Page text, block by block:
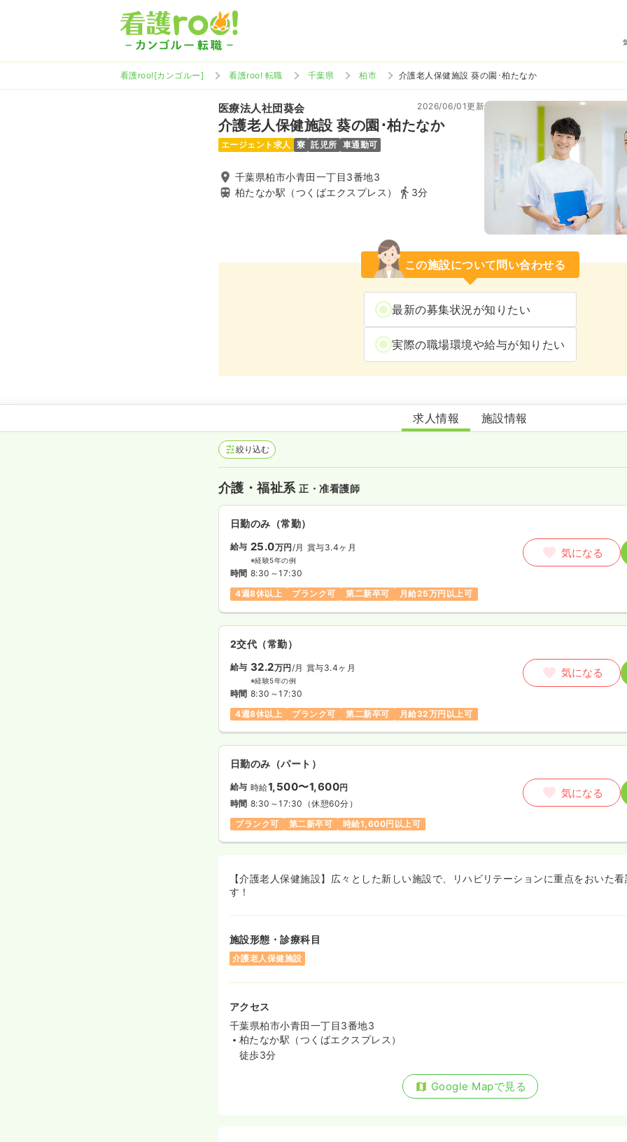
看護roo![カンゴルー] 看護roo! 転職 千葉県 柏市 介護老人保健施設 葵の園･柏たなか
医療法人社団葵会
介護老人保健施設 葵の園･柏たなか
2026/06/01更新
エージェント求人 寮 託児所 車通勤可
千葉県柏市小青田一丁目3番地3
柏たなか駅（つくばエクスプレス）
3分
この施設について問い合わせる
最新の募集状況が知りたい
実際の職場環境や給与が知りたい
介護老人保健施設 葵の園･柏たなか
求人情報 施設情報
絞り込む
介護・福祉系正・准看護師
日勤のみ（常勤）
給与 25.0万円/月 賞与3.4ヶ月
※経験5年の例
時間 8:30～17:30
4週8休以上
ブランク可 第二新卒可 月給25万円以上可
気になる
2交代（常勤）
給与 32.2万円 /月 賞与3.4ヶ月
※経験5年の例
時間 8:30～17:30
4週8休以上
ブランク可 第二新卒可 月給32万円以上可
気になる
日勤のみ（パート）
給与 時給1,500〜1,600円
時間 8:30～17:30 （休憩60分）
ブランク可
第二新卒可 時給1,600円以上可
気になる
【介護老人保健施設】広々とした新しい施設で、リハビリテーションに重点をおいた
す！
施設形態・診療科目
介護老人保健施設
アクセス
千葉県柏市小青田一丁目3番地3
柏たなか駅（つくばエクスプレス）
徒歩3分
Google Mapで見る